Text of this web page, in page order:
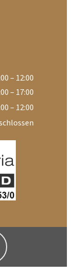
– 12:00
– 17:00
– 12:00